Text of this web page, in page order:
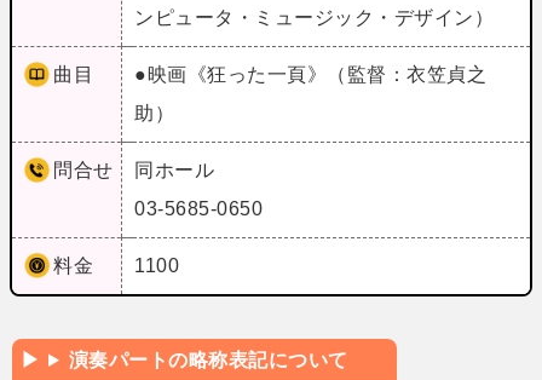
ンピュータ・ミュージック・デザイン）
曲目
●映画《狂った一頁》（監督：衣笠貞之
助）
問合せ
同ホール
03-5685-0650
料金 1100
演奏パートの略称表記について